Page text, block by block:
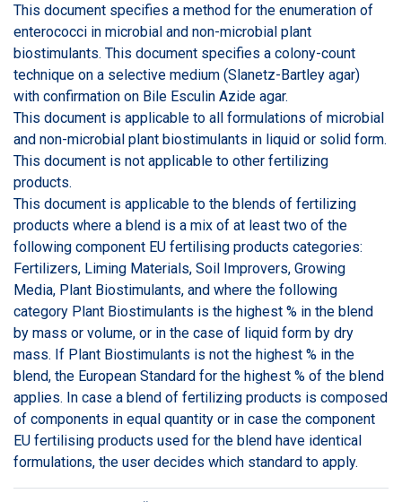
This document specifies a method for the enumeration of
enterococci in microbial and non-microbial plant
biostimulants. This document specifies a colony-count
technique on a selective medium (Slanetz-Bartley agar)
with confirmation on Bile Esculin Azide agar.
This document is applicable to all formulations of microbial
and non-microbial plant biostimulants in liquid or solid form.
This document is not applicable to other fertilizing
products.
This document is applicable to the blends of fertilizing
products where a blend is a mix of at least two of the
following component EU fertilising products categories:
Fertilizers, Liming Materials, Soil Improvers, Growing
Media, Plant Biostimulants, and where the following
category Plant Biostimulants is the highest % in the blend
by mass or volume, or in the case of liquid form by dry
mass. If Plant Biostimulants is not the highest % in the
blend, the European Standard for the highest % of the blend
applies. In case a blend of fertilizing products is composed
of components in equal quantity or in case the component
EU fertilising products used for the blend have identical
formulations, the user decides which standard to apply.